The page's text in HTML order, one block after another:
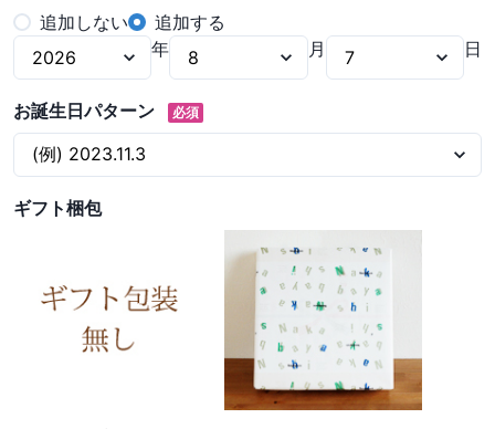
追加しない
追加する
年
月 日
お誕生日パターン 必須
ギフト梱包